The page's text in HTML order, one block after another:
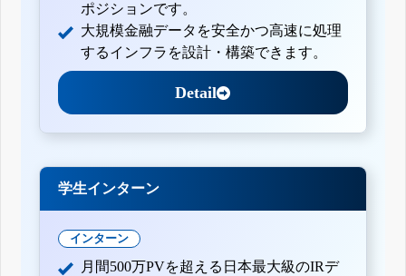
ポジションです。
大規模金融データを安全かつ高速に処理
するインフラを設計・構築できます。
Detail
学生インターン
インターン
月間500万PVを超える日本最大級のIRデ